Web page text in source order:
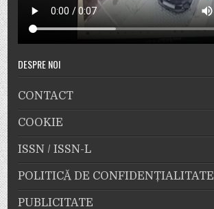
DESPRE NOI
CONTACT
COOKIE
ISSN / ISSN-L
POLITICĂ DE CONFIDENȚIALITATE
PUBLICITATE